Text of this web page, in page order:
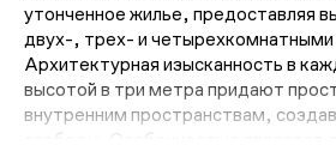
утонченное жилье, предоставляя
двух-, трех- и четырехкомнатными
Архитектурная изысканность в
высотой в три метра придают
внутренним пространствам,
свободы. Особенностью является